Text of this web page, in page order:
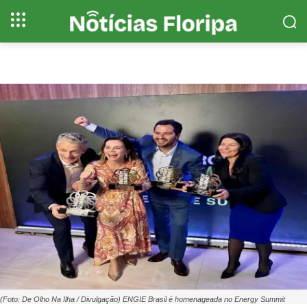
(Foto: De Olho Na Ilha / Divulgação) ENGIE Brasil é homenageada no Energy Summit